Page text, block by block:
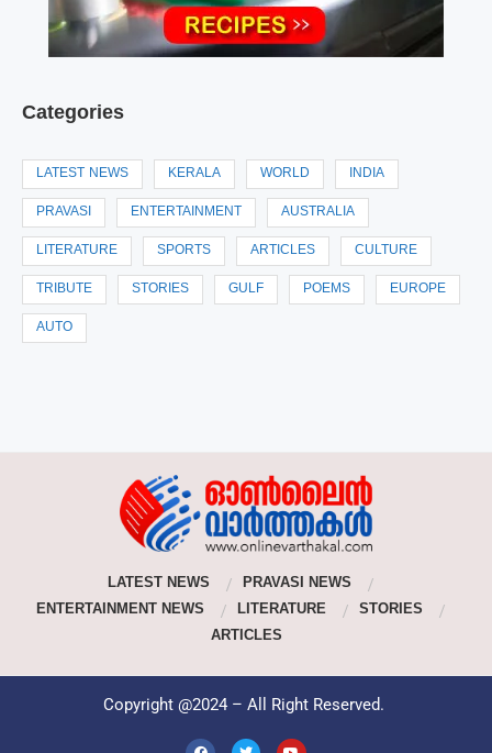
Categories
LATEST NEWS KERALA WORLD INDIA
PRAVASI ENTERTAINMENT AUSTRALIA
LITERATURE SPORTS ARTICLES CULTURE
TRIBUTE STORIES GULF POEMS EUROPE
AUTO
LATEST NEWS
PRAVASI NEWS
ENTERTAINMENT NEWS
LITERATURE
STORIES
ARTICLES
Copyright @2024 – All Right Reserved.